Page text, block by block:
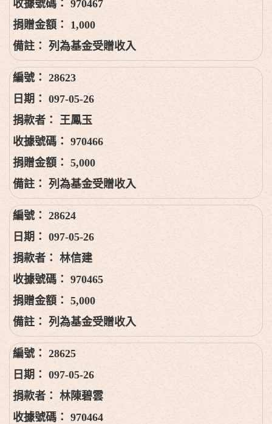
970467
1,000
列為基金受贈收入
28623
097-05-26
王鳳玉
970466
5,000
列為基金受贈收入
28624
097-05-26
林信建
970465
5,000
列為基金受贈收入
28625
097-05-26
林陳碧雲
970464